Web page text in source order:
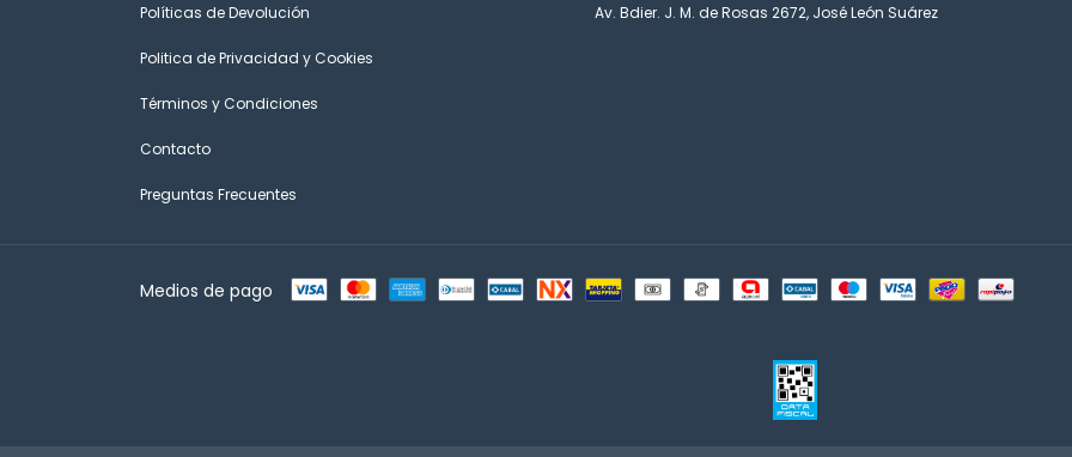
Políticas de Devolución
Politica de Privacidad y Cookies
Términos y Condiciones
Contacto
Preguntas Frecuentes
Av. Bdier. J. M. de Rosas 2672, José León Suárez
Medios de pago